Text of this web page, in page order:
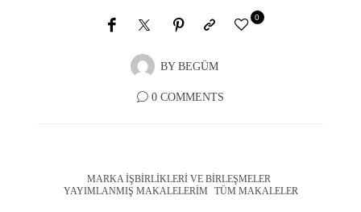
BY BEGÜM
0
0 COMMENTS
MARKA İŞBIRLIKLERI VE BIRLEŞMELER
YAYIMLANMIŞ MAKALELERIM
TÜM MAKALELER